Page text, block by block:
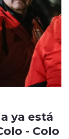
ya está
- Colo